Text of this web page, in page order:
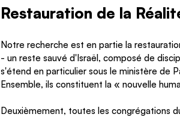
Restauration de la
Notre recherche est en partie la
- un reste sauvé d'Israël, composé de
s'étend en particulier sous le ministère de
Ensemble, ils constituent la « nouvelle
Deuxièmement, toutes les congrégations